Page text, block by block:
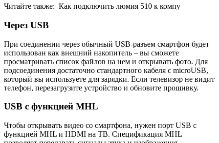
Читайте также: Как подключить люмия 510 к компу
Через USB
При соединении через обычный USB-разъем смартфон будет
использован как внешний накопитель – вы сможете
просматривать список файлов на нем и открывать фото. Для
подсоединения достаточно стандартного кабеля с microUSB,
который вы используете для зарядки. Если телевизор не видит
телефон, перезагрузите устройство и обновите прошивку.
USB с функцией MHL
Чтобы открывать видео со смартфона, нужен порт USB с
функцией MHL и HDMI на ТВ. Спецификация MHL